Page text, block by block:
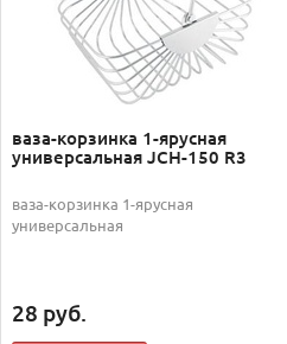
ваза-корзинка 1-ярусная
универсальная JCH-150 R3
ваза-корзинка 1-ярусная
универсальная
28 руб.